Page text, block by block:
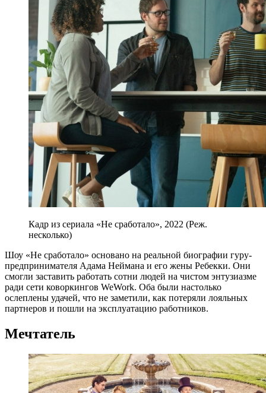
Кадр из сериала «Не сработало», 2022 (Реж.
несколько)
Шоу «Не сработало» основано на реальной биографии гуру-
предпринимателя Адама Неймана и его жены Ребекки. Они
смогли заставить работать сотни людей на чистом энтузиазме
ради сети коворкингов WeWork. Оба были настолько
ослеплены удачей, что не заметили, как потеряли лояльных
партнеров и пошли на эксплуатацию работников.
Мечтатель